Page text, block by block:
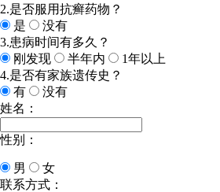
2.是否服用抗癣药物？
是
没有
3.患病时间有多久？
刚发现
半年内
1年以上
4.是否有家族遗传史？
有
没有
姓名：
性别：
男
女
今天日期：
联系方式：